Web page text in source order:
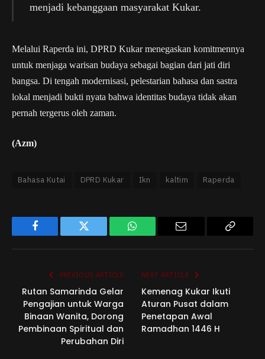
menjadi kebanggaan masyarakat Kukar.
Melalui Raperda ini, DPRD Kukar menegaskan komitmennya
untuk menjaga warisan budaya sebagai bagian dari jati diri
bangsa. Di tengah modernisasi, pelestarian bahasa dan sastra
lokal menjadi bukti nyata bahwa identitas budaya tidak akan
pernah tergerus oleh zaman.
(Azm)
Bahasa Kutai DPRD Kukar Ikn kaltim Raperda
Facebook Twitter WhatsApp
PREVIOUS ARTICLE
Rutan Samarinda Gelar
Pengajian untuk Warga
Binaan Wanita, Dorong
Pembinaan Spiritual dan
Perubahan Diri
NEXT ARTICLE
Kemenag Kukar Ikuti
Aturan Pusat dalam
Penetapan Awal
Ramadhan 1446 H